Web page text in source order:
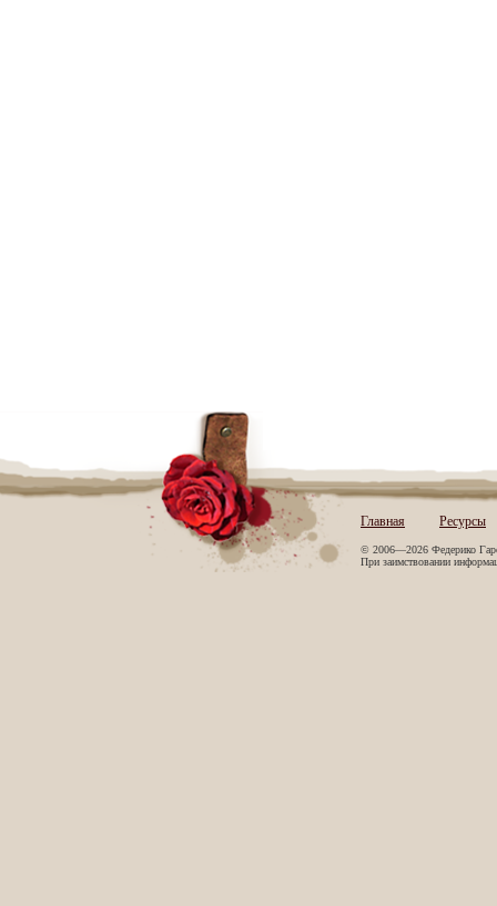
Главная Ресурсы
© 2006—2026 Федерико
При заимствовании